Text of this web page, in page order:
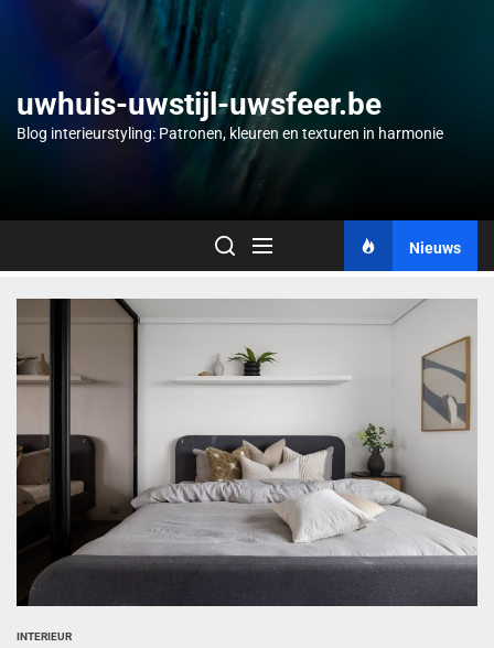
uwhuis-uwstijl-uwsfeer.be
Blog interieurstyling: Patronen, kleuren en texturen in harmonie
Nieuws
INTERIEUR